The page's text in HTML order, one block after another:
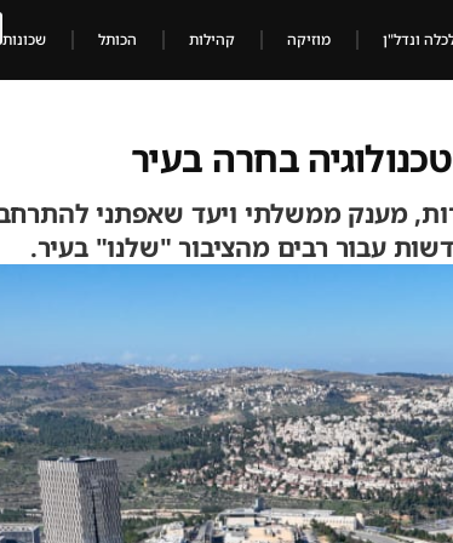
ונדל"ן מוזיקה קהילות הכותל שכונות
בחרה בעיר
מענק ממשלתי ויעד שאפתני
עבור רבים מהציבור "שלנו" בעיר.